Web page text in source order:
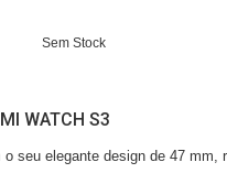
Sem Stock
WATCH S3
seu elegante design de 47 mm,